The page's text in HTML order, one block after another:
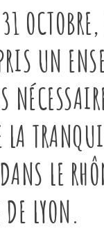
UN
LA
LE
DE LYON.